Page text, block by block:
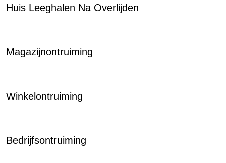
Huis Leeghalen Na Overlijden
Magazijnontruiming
Winkelontruiming
Bedrijfsontruiming